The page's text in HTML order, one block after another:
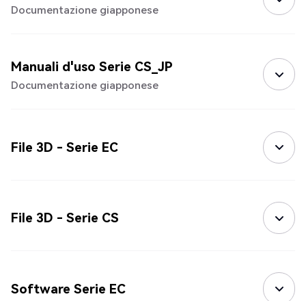
Documentazione giapponese
Manuali d'uso Serie CS_JP
Documentazione giapponese
File 3D - Serie EC
File 3D - Serie CS
Software Serie EC